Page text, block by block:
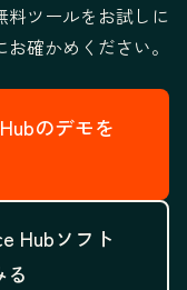
料ツールをお試しに
確かめください。
のデモを
Hubソフト
る